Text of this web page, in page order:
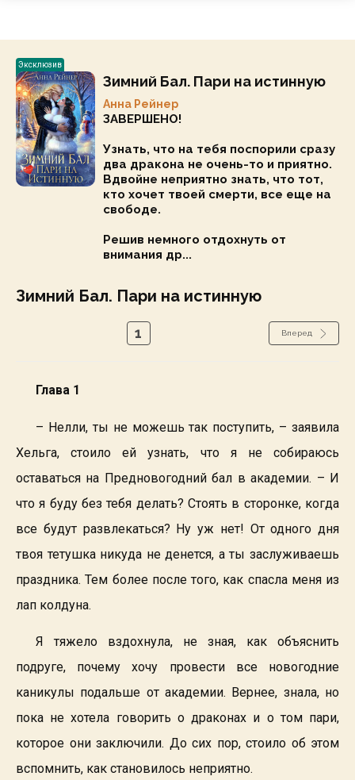
Эксклюзив
Зимний Бал. Пари на истинную
Анна Рейнер
ЗАВЕРШЕНО!
Узнать, что на тебя поспорили сразу
два дракона не очень-то и приятно.
Вдвойне неприятно знать, что тот,
кто хочет твоей смерти, все еще на
свободе.
Решив немного отдохнуть от
внимания др...
Зимний Бал. Пари на истинную
1 Вперед
Глава 1
– Нелли, ты не можешь так поступить, – заявила
Хельга, стоило ей узнать, что я не собираюсь
оставаться на Предновогодний бал в академии. – И
что я буду без тебя делать? Стоять в сторонке, когда
все будут развлекаться? Ну уж нет! От одного дня
твоя тетушка никуда не денется, а ты заслуживаешь
праздника. Тем более после того, как спасла меня из
лап колдуна.
Я тяжело вздохнула, не зная, как объяснить
подруге, почему хочу провести все новогодние
каникулы подальше от академии. Вернее, знала, но
пока не хотела говорить о драконах и о том пари,
которое они заключили. До сих пор, стоило об этом
вспомнить, как становилось неприятно.